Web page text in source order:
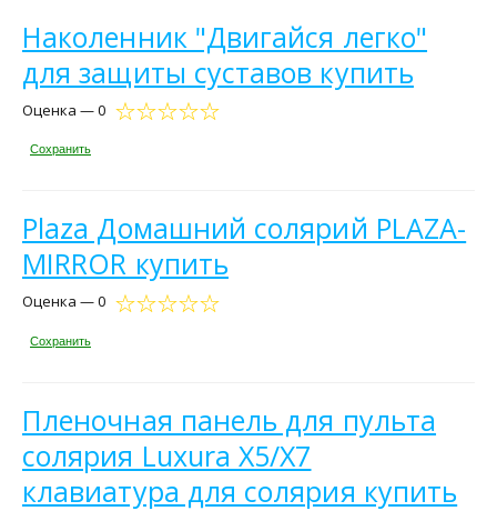
Наколенник "Двигайся легко"
для защиты суставов купить
Оценка — 0
Сохранить
Plaza Домашний солярий PLAZA-
MIRROR купить
Оценка — 0
Сохранить
Пленочная панель для пульта
солярия Luxura X5/X7
клавиатура для солярия купить